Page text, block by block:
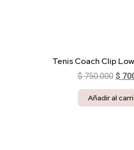
Tenis Coach Clip
$750.000 $
Añadir al